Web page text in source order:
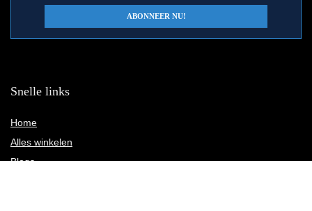
Snelle links
Home
Alles winkelen
Blogs